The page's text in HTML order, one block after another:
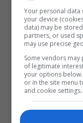
Your personal
your device
data) may be
partners, or used
may use precise
Some vendors
of legitimate
your options
or in the site menu
and cookie settings.